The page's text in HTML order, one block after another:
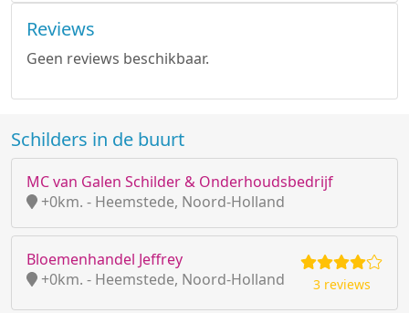
Reviews
Geen reviews beschikbaar.
Schilders in de buurt
MC van Galen Schilder & Onderhoudsbedrijf
+0km. - Heemstede, Noord-Holland
Bloemenhandel Jeffrey
+0km. - Heemstede, Noord-Holland
3 reviews